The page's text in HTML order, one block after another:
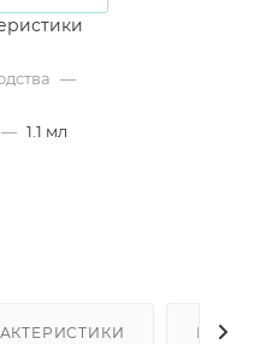
—
— 1.1 мл
КАК